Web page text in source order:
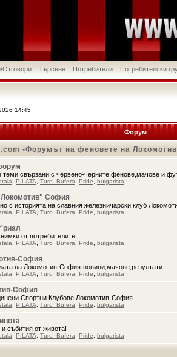
Отговори Търсене Потребители Потребителски
14:45
Форум
-Форумът на феновете на
теми свързани с червено-черните фенове,мачове и
PILATA Turo_Bufera Pride bulgarista
София
с историята на славния железничарски клуб
PILATA Turo_Bufera Pride bulgarista
от потребителите.
PILATA Turo_Bufera Pride bulgarista
София
на Локомотив-София-новини,мачове,резултати
PILATA Turo_Bufera Pride bulgarista
София
Спортни Клубове Локомотив-София
PILATA Turo_Bufera Pride bulgarista
събития от живота!
PILATA Turo_Bufera Pride bulgarista